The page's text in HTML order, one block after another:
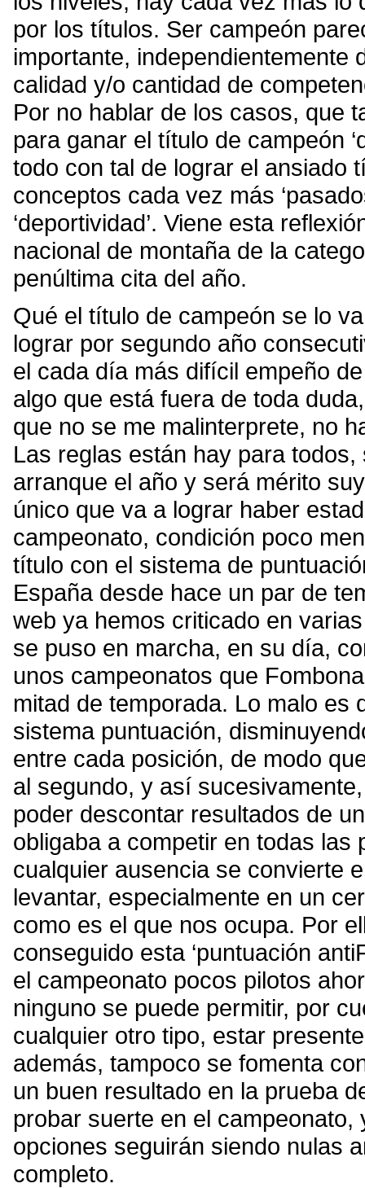
por los títulos. Ser campeón
importante, independientemente
calidad y/o cantidad de
Por no hablar de los casos, que
para ganar el título de campeón
todo con tal de lograr el ansiado
conceptos cada vez más
‘deportividad’. Viene esta
nacional de montaña de la
penúltima cita del año.
Qué el título de campeón se lo
lograr por segundo año
el cada día más difícil empeño
algo que está fuera de toda
que no se me malinterprete, no
Las reglas están hay para
arranque el año y será mérito
único que va a lograr haber
campeonato, condición poco
título con el sistema de
España desde hace un par de
web ya hemos criticado en
se puso en marcha, en su día,
unos campeonatos que
mitad de temporada. Lo malo es
sistema puntuación,
entre cada posición, de modo
al segundo, y así
poder descontar resultados de
obligaba a competir en todas
cualquier ausencia se convierte
levantar, especialmente en un
como es el que nos ocupa. Por
conseguido esta ‘puntuación
el campeonato pocos pilotos
ninguno se puede permitir, por
cualquier otro tipo, estar
además, tampoco se fomenta
un buen resultado en la prueba
probar suerte en el
opciones seguirán siendo nulas
completo.